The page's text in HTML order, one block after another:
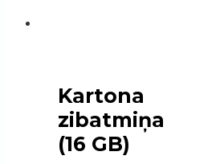
Kartona
zibatmiņa
(16 GB)